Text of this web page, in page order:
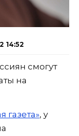
14:52
смогут
на
газета», у